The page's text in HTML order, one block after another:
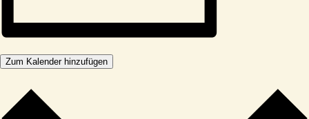
Zum Kalender hinzufügen